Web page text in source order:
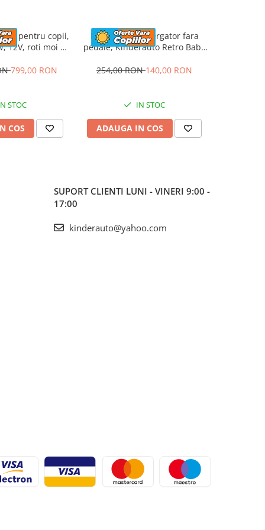
pentru copii,
12V, roti moi si
799,00 RON
STOC
COS
Masinuta premergator fara
pedale, Kinderauto Retro Baby
254,00 RON140,00 RON
IN STOC
ADAUGA IN COS
SUPORT CLIENTI LUNI - VINERI 9:00 -
17:00
kinderauto@yahoo.com